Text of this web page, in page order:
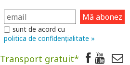
sunt de acord cu
politica de confidențialitate »
Transport gratuit*